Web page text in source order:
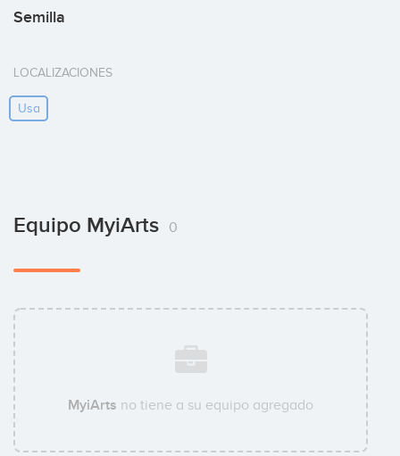
Semilla
LOCALIZACIONES
Usa
Equipo MyiArts 0
MyiArts no tiene a su equipo agregado